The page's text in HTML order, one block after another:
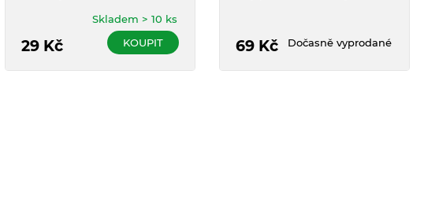
heřmánku, která účinně
chrání dětskou pokožku.
29Kč
Skladem > 10 ks
KOUPIT
Hypoalergenní, dobře se
roztírá a má příjemnou vůní.
69Kč Dočasně vyprodané